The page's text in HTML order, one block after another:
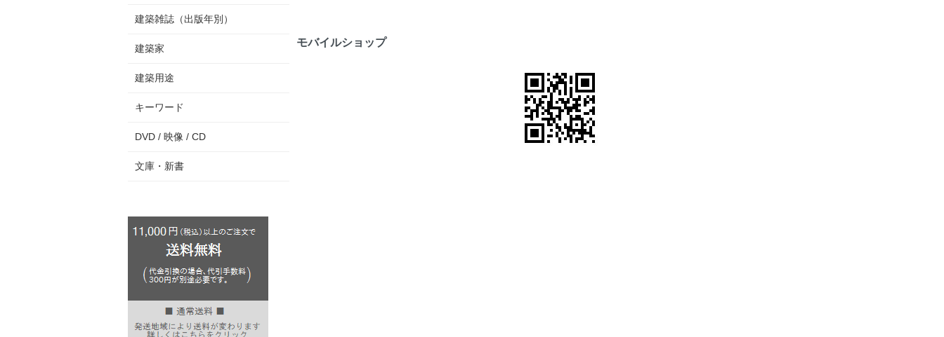
建築雑誌（出版年別）
建築家
建築用途
キーワード
DVD / 映像 / CD
文庫・新書
モバイルショップ